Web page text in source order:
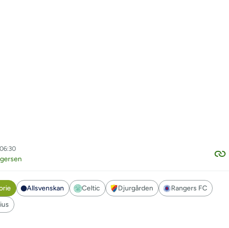
Allsvenskan Celtic Djurgården
Rangers FC